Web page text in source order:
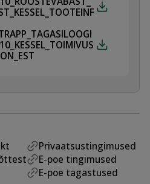
Privaatsustingimused
E-poe tingimused
E-poe tagastused